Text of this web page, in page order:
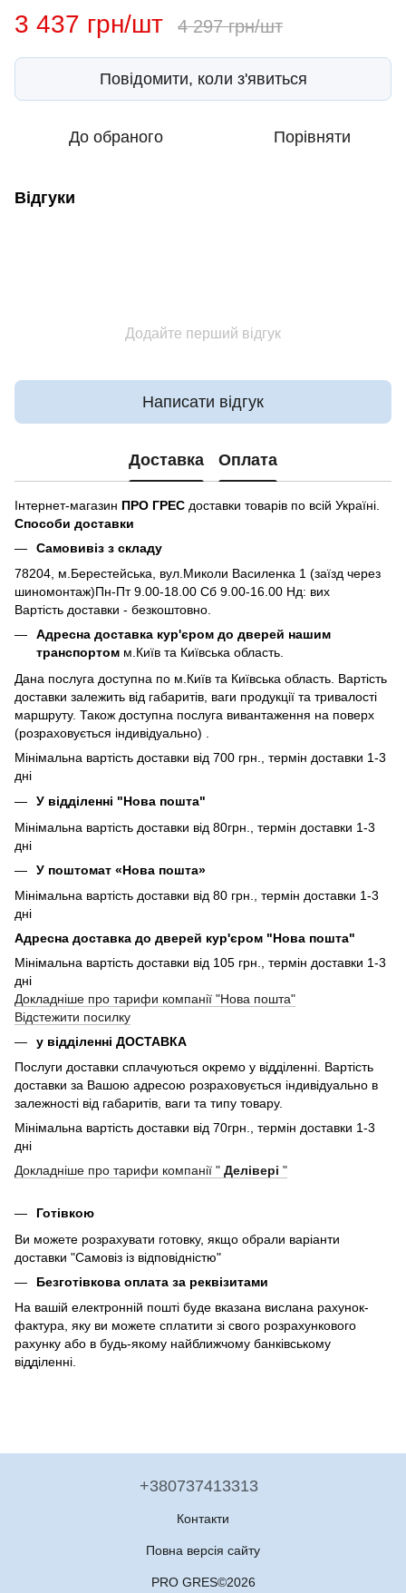
3 437 грн/шт 4 297 грн/шт
Повідомити, коли з'явиться
До обраного Порівняти
Відгуки
Додайте перший відгук
Написати відгук
Доставка Оплата
Інтернет-магазин ПРО ГРЕС доставки товарів по всій Україні.
Способи доставки
Самовивіз з складу
78204, м.Берестейська, вул.Миколи Василенка 1 (заїзд через
шиномонтаж)Пн-Пт 9.00-18.00 Сб 9.00-16.00 Нд: вих
Вартість доставки - безкоштовно.
Адресна доставка кур'єром до дверей нашим
транспортом м.Київ та Київська область.
Дана послуга доступна по м.Київ та Київська область. Вартість
доставки залежить від габаритів, ваги продукції та тривалості
маршруту. Також доступна послуга вивантаження на поверх
(розраховується індивідуально) .
Мінімальна вартість доставки від 700 грн., термін доставки 1-3
дні
У відділенні "Нова пошта"
Мінімальна вартість доставки від 80грн., термін доставки 1-3
дні
У поштомат «Нова пошта»
Мінімальна вартість доставки від 80 грн., термін доставки 1-3
дні
Адресна доставка до дверей кур'єром "Нова пошта"
Мінімальна вартість доставки від 105 грн., термін доставки 1-3
дні
Докладніше про тарифи компанії "Нова пошта"
Відстежити посилку
у відділенні ДОСТАВКА
Послуги доставки сплачуються окремо у відділенні. Вартість
доставки за Вашою адресою розраховується індивідуально в
залежності від габаритів, ваги та типу товару.
Мінімальна вартість доставки від 70грн., термін доставки 1-3
дні
Докладніше про тарифи компанії " Делівері "
Готівкою
Ви можете розрахувати готовку, якщо обрали варіанти
доставки "Самовіз із відповідністю"
Безготівкова оплата за реквізитами
На вашій електронній пошті буде вказана вислана рахунок-
фактура, яку ви можете сплатити зі свого розрахункового
рахунку або в будь-якому найближчому банківському
відділенні.
+380737413313
Контакти
Повна версія сайту
PRO GRES©2026